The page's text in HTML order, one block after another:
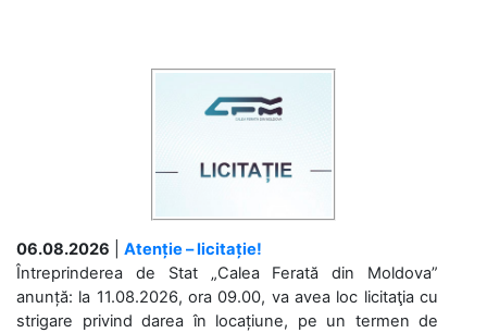
06.08.2026
Atenție – licitație!
Întreprinderea de Stat „Calea Ferată din Moldova”
anunță: la 11.08.2026, ora 09.00, va avea loc licitaţia cu
strigare privind darea în locațiune, pe un termen de